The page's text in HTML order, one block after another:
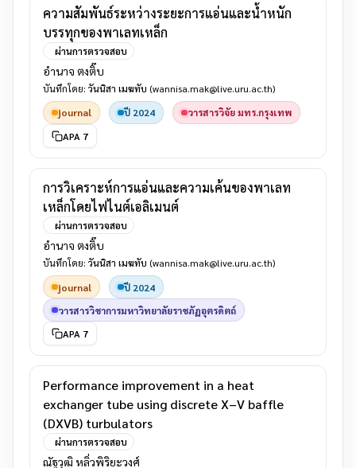
ความสัมพันธ์ระหว่างระยะการแอ่นและน้ำหนัก
บรรทุกของพาเลทเหล็ก
ผ่านการตรวจสอบ
อำนาจ ตงติ๊บ
บันทึกโดย: วันนิสา เมฆทับ (wannisa.mak@live.uru.ac.th)
journal
ปี 2024
วารสารวิจัย มทร.กรุงเทพ
APA 7
การวิเคราะห์การแอ่นและความเค้นของพาเลท
เหล็กโดยไฟไนต์เอลิเมนต์
ผ่านการตรวจสอบ
อำนาจ ตงติ๊บ
บันทึกโดย: วันนิสา เมฆทับ (wannisa.mak@live.uru.ac.th)
journal
ปี 2024
วารสารวิชาการมหาวิทยาลัยราชภัฏอุตรดิตถ์
APA 7
Performance improvement in a heat
exchanger tube using discrete X–V baffle
(DXVB) turbulators
ผ่านการตรวจสอบ
ณัฐวุฒิ หลิ่วพิริยะวงศ์